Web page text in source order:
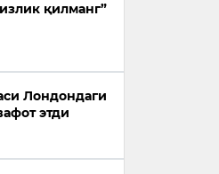
қилманг”
Лондондаги
этди